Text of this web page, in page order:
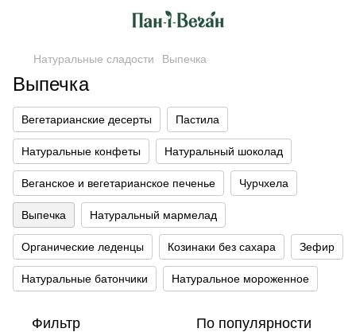
Натуральные сладости Выпечка
Выпечка
Вегетарианские десерты Пастила
Натуральные конфеты Натуральный шоколад
Веганское и вегетарианское печенье Чурчхела
Выпечка Натуральный мармелад
Органические леденцы Козинаки без сахара Зефир
Натуральные батончики Натуральное мороженное
Фильтр По популярности